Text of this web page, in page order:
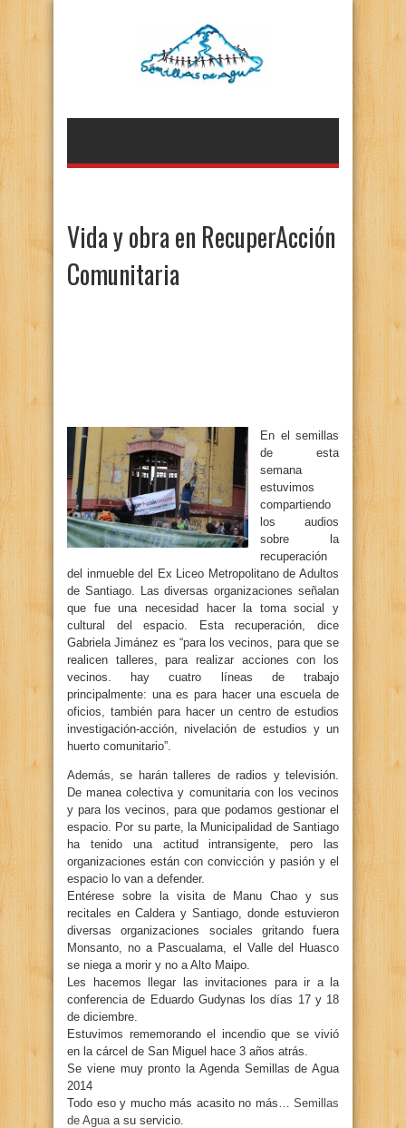
Vida y obra en RecuperAcción
Comunitaria
En el semillas
de esta
semana
estuvimos
compartiendo
los audios
sobre la
recuperación
del inmueble del Ex Liceo Metropolitano de Adultos
de Santiago. Las diversas organizaciones señalan
que fue una necesidad hacer la toma social y
cultural del espacio. Esta recuperación, dice
Gabriela Jimánez es “para los vecinos, para que se
realicen talleres, para realizar acciones con los
vecinos. hay cuatro líneas de trabajo
principalmente: una es para hacer una escuela de
oficios, también para hacer un centro de estudios
investigación-acción, nivelación de estudios y un
huerto comunitario”.
Además, se harán talleres de radios y televisión.
De manea colectiva y comunitaria con los vecinos
y para los vecinos, para que podamos gestionar el
espacio. Por su parte, la Municipalidad de Santiago
ha tenido una actitud intransigente, pero las
organizaciones están con convicción y pasión y el
espacio lo van a defender.
Entérese sobre la visita de Manu Chao y sus
recitales en Caldera y Santiago, donde estuvieron
diversas organizaciones sociales gritando fuera
Monsanto, no a Pascualama, el Valle del Huasco
se niega a morir y no a Alto Maipo.
Les hacemos llegar las invitaciones para ir a la
conferencia de Eduardo Gudynas los días 17 y 18
de diciembre.
Estuvimos rememorando el incendio que se vivió
en la cárcel de San Miguel hace 3 años atrás.
Se viene muy pronto la Agenda Semillas de Agua
2014
Todo eso y mucho más acasito no más… Semillas
de Aguaa su servicio.